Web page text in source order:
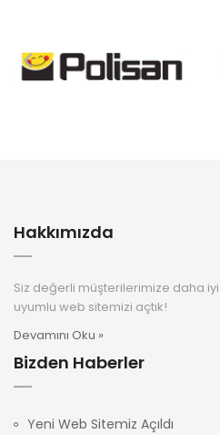
Hakkımızda
Siz değerli müşterilerimize daha
uyumlu web sitemizi açtık!
Devamını Oku »
Bizden Haberler
Yeni Web Sitemiz Açıldı